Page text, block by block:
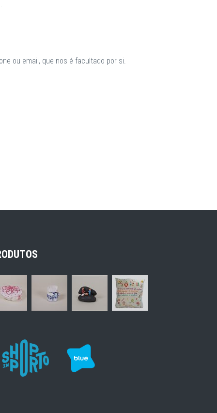
ou email, que nos é facultado por si.